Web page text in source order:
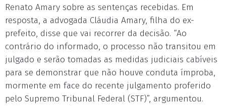
Renato Amary sobre as sentenças recebidas. Em
resposta, a advogada Cláudia Amary, filha do ex-
prefeito, disse que vai recorrer da decisão. “Ao
contrário do informado, o processo não transitou em
julgado e serão tomadas as medidas judiciais cabíveis
para se demonstrar que não houve conduta ímproba,
mormente em face do recente julgamento proferido
pelo Supremo Tribunal Federal (STF)”, argumentou.